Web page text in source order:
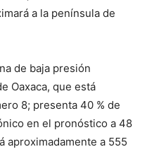
a la península de
de baja presión
Oaxaca, que está
8; presenta 40 % de
en el pronóstico a 48
aproximadamente a 555